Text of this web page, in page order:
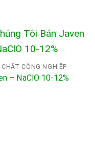
CHẤT CÔNG NGHIỆP
– NaClO 10-12%